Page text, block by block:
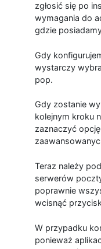
zgłosić się po
wymagania do
gdzie
Gdy
wystarczy
pop.
Gdy zostanie
kolejnym kroku
zaznaczyć
Teraz należy
serwerów
poprawnie
wcisnąć
W przypadku
ponieważ